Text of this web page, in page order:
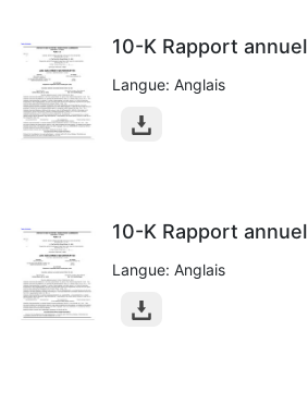
10-K Rapport annuel
Langue: Anglais
10-K Rapport annuel
Langue: Anglais